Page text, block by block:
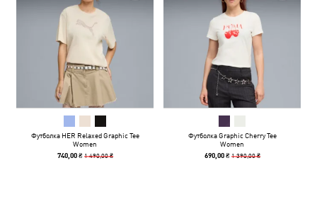
Футболка HER Relaxed Graphic Tee
Women
740,00 ₴ 1 490,00 ₴
Футболка Graphic Cherry Tee
Women
690,00 ₴ 1 390,00 ₴